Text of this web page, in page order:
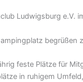
Ludwigsburg e.V.
begrüßen
feste Plätze für
in ruhigem Umfeld,